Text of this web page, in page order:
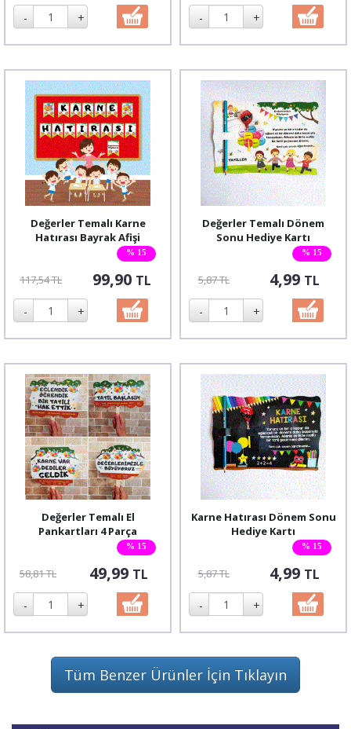
% 15
Değerler Temalı Karne
Hatırası Bayrak Afişi
117,54 TL 99,90 TL
% 15
Değerler Temalı Dönem
Sonu Hediye Kartı
5,87 TL 4,99 TL
% 15
Değerler Temalı El
Pankartları 4 Parça
58,81 TL 49,99 TL
% 15
Karne Hatırası Dönem Sonu
Hediye Kartı
5,87 TL 4,99 TL
Tüm Benzer Ürünler İçin Tıklayın